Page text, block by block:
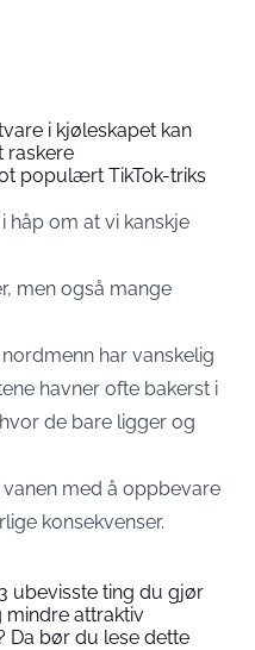
i kjøleskapet kan
raskere
populært TikTok-triks
håp om at vi kanskje
men også mange
har vanskelig
havner ofte bakerst i
de bare ligger og
med å oppbevare
konsekvenser.
ubevisste ting du gjør
attraktiv
Da bør du lese dette